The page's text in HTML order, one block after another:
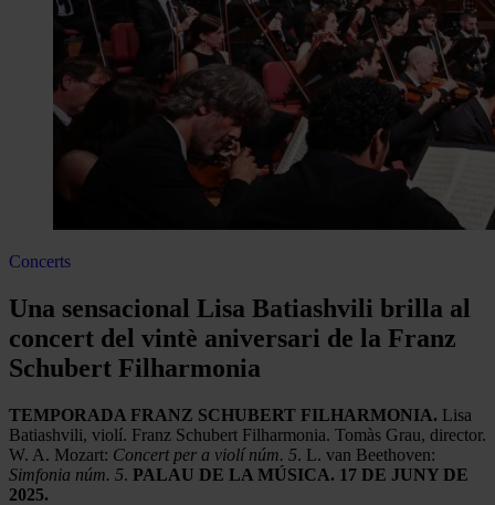
Concerts
Una sensacional Lisa Batiashvili brilla al
concert del vintè aniversari de la Franz
Schubert Filharmonia
TEMPORADA FRANZ SCHUBERT FILHARMONIA. Lisa
Batiashvili, violí. Franz Schubert Filharmonia. Tomàs Grau, director.
W. A. Mozart: Concert per a violí núm. 5. L. van Beethoven:
Simfonia núm. 5. PALAU DE LA MÚSICA. 17 DE JUNY DE
2025.